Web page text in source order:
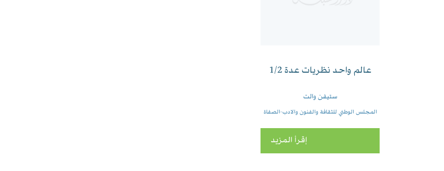
عالم واحد نظريات عدة 1/2
ستيفن والت
المجلس الوطني للثقافة والفنون والادب-الصفاة
إقرأ المزيد